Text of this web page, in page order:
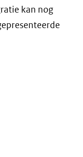
kan nog